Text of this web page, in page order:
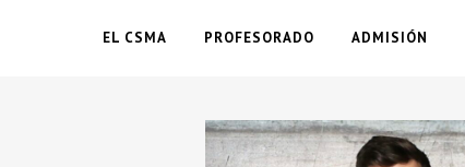
EL CSMA PROFESORADO ADMISIÓN